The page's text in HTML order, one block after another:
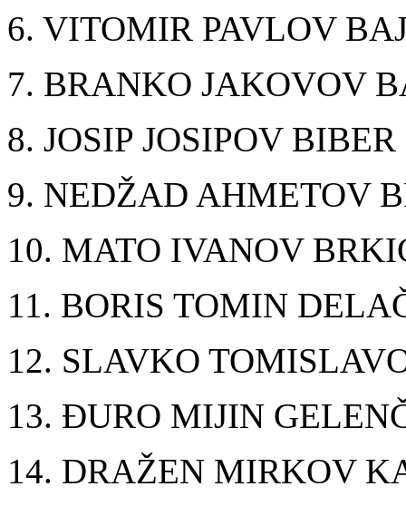
6. VITOMIR PAVLOV
7. BRANKO JAKOVOV
8. JOSIP JOSIPOV BIBER
9. NEDŽAD AHMETOV
10. MATO IVANOV
11. BORIS TOMIN
12. SLAVKO
13. ĐURO MIJIN
14. DRAŽEN MIRKOV